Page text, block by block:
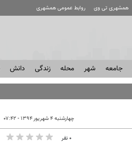
همشهری تی وی روابط عمومی همشهری
جامعه شهر محله زندگی دانش
چهارشنبه ۴ شهریور ۱۳۹۴ - ۰۷:۴۲
۰ نفر